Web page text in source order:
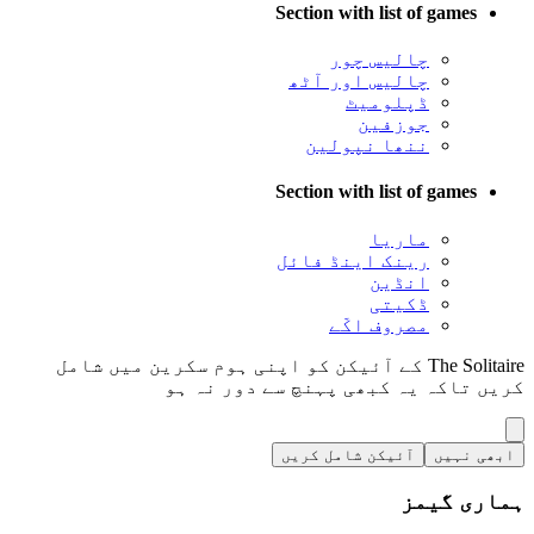
Section with list of games
چالیس چور
چالیس اور آٹھ
ڈپلومیٹ
جوزفین
ننھا نپولین
Section with list of games
ماریا
رینک اینڈ فائل
انڈین
ڈکیتی
مصروف اکّے
The Solitaire کے آئیکن کو اپنی ہوم سکرین میں شامل
کریں تاکہ یہ کبھی پہنچ سے دور نہ ہو
ابھی نہیں آئیکن شامل کریں
ہماری گیمز